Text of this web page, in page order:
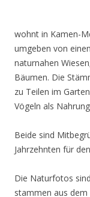
wohnt in Kamen-
umgeben von
naturnahen
Bäumen. Die
zu Teilen im
Vögeln als
Beide sind
Jahrzehnten für
Die Naturfotos
stammen aus